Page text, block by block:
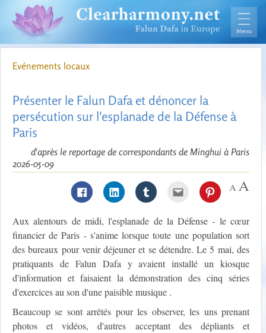
Evénements locaux
Présenter le Falun Dafa et dénoncer la
persécution sur l'esplanade de la Défense à
Paris
d'après le reportage de correspondants de Minghui à Paris
2026-05-09
Aux alentours de midi, l'esplanade de la Défense - le cœur
financier de Paris - s'anime lorsque toute une population sort
des bureaux pour venir déjeuner et se détendre. Le 5 mai, des
pratiquants de Falun Dafa y avaient installé un kiosque
d'information et faisaient la démonstration des cinq séries
d'exercices au son d'une paisible musique .
Beaucoup se sont arrêtés pour les observer, les uns prenant
photos et vidéos, d'autres acceptant des dépliants et